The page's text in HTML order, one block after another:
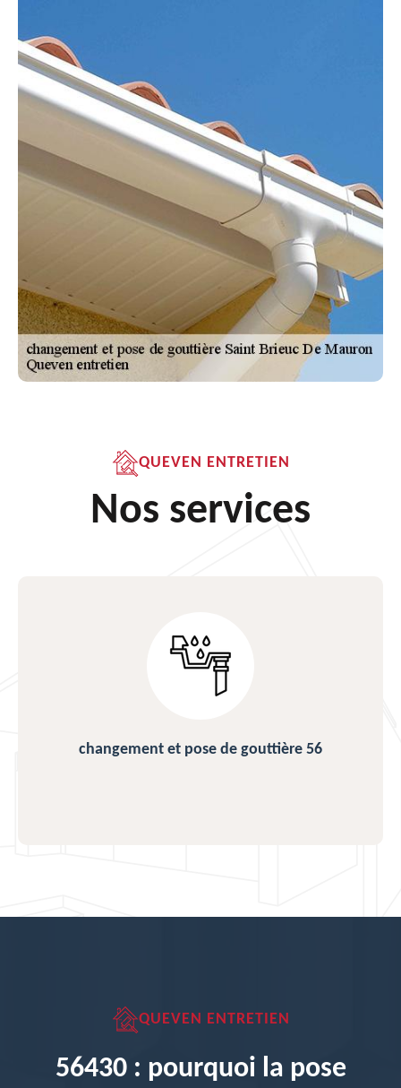
QUEVEN ENTRETIEN
Nos services
changement et pose de gouttière 56
QUEVEN ENTRETIEN
56430 : pourquoi la pose